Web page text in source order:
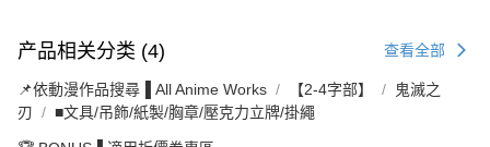
产品相关分类 (4) 查看全部
📌依動漫作品搜尋▐ All Anime Works 【2-4字部】
鬼滅之
刃
■文具/吊飾/紙製/胸章/壓克力立牌/掛繩